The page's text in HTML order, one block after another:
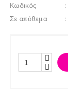
Κωδικός
Σε απόθεμα